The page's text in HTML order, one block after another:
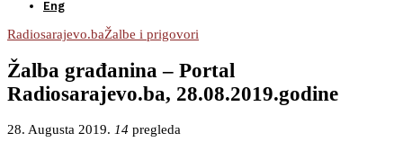
Eng
Radiosarajevo.baŽalbe i prigovori
Žalba građanina – Portal
Radiosarajevo.ba, 28.08.2019.godine
28. Augusta 2019. 14 pregleda